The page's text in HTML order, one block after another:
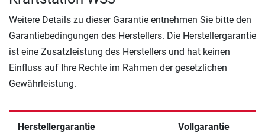
Weitere Details zu dieser Garantie entnehmen Sie bitte den
Garantiebedingungen des Herstellers. Die Herstellergarantie
ist eine Zusatzleistung des Herstellers und hat keinen
Einfluss auf Ihre Rechte im Rahmen der gesetzlichen
Gewährleistung.
Herstellergarantie Vollgarantie